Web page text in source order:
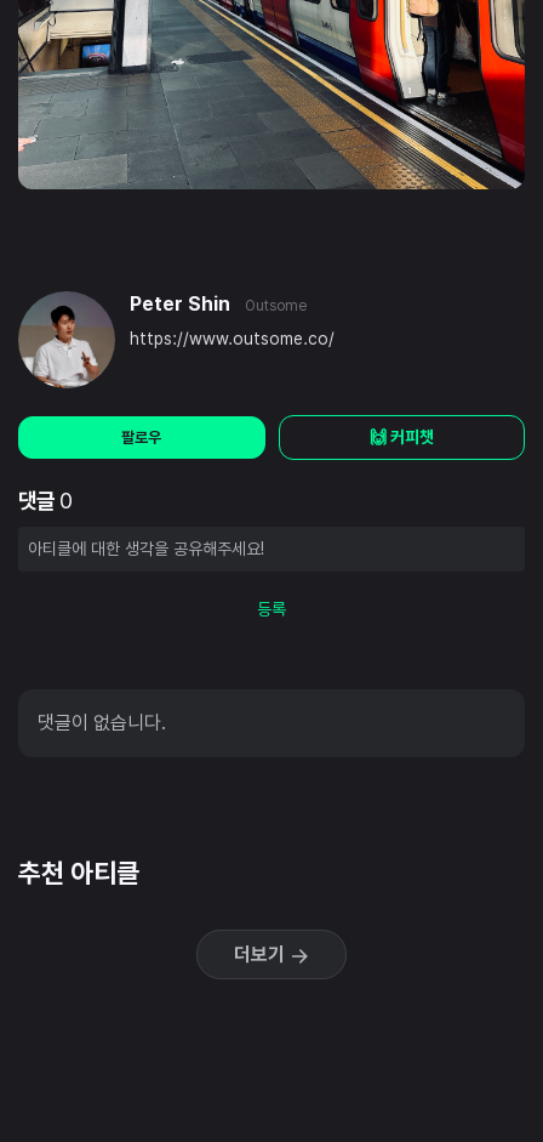
Peter Shin Outsome
https://www.outsome.co/
팔로우 🙌 커피챗
댓글 0
등록
댓글이 없습니다.
추천 아티클
더보기